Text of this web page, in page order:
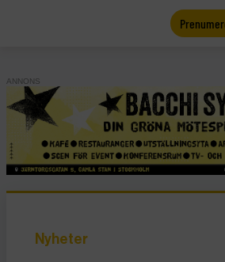
ANNONS
Nyheter